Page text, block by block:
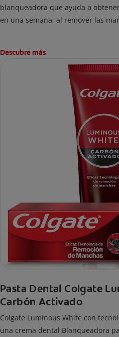
blanqueadora que ayuda a
en una semana, al remover las
Descubre más
Pasta Dental Colgate
Carbón Activado
Colgate Luminous White con
una crema dental Blanqueadora